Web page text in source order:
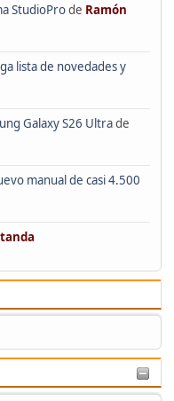
StudioProde Ramón
lista de novedades y
Galaxy S26 Ultrade
manual de casi 4.500